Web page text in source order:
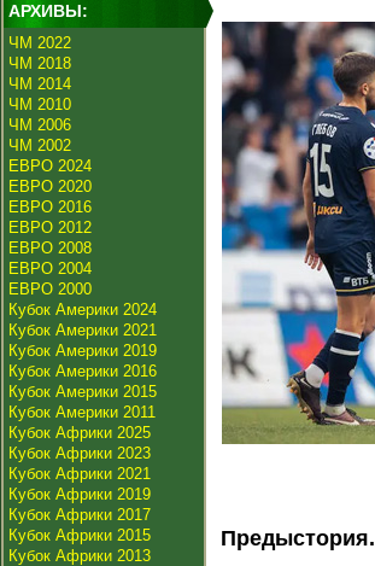
АРХИВЫ:
ЧМ 2022
ЧМ 2018
ЧМ 2014
ЧМ 2010
ЧМ 2006
ЧМ 2002
ЕВРО 2024
ЕВРО 2020
ЕВРО 2016
ЕВРО 2012
ЕВРО 2008
ЕВРО 2004
ЕВРО 2000
Кубок Америки 2024
Кубок Америки 2021
Кубок Америки 2019
Кубок Америки 2016
Кубок Америки 2015
Кубок Америки 2011
Кубок Африки 2025
Кубок Африки 2023
Кубок Африки 2021
Кубок Африки 2019
Кубок Африки 2017
Кубок Африки 2015
Кубок Африки 2013
Предыстория.